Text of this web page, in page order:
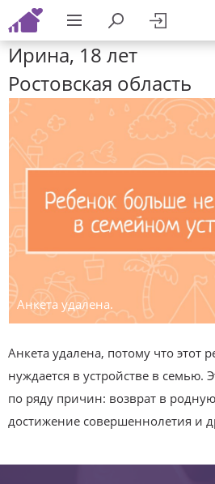
Ирина, 18 лет
Ростовская область
Анкета удалена.
Анкета удалена, потому что этот
нуждается в устройстве в семью.
по ряду причин: возврат в
достижение совершеннолетия и